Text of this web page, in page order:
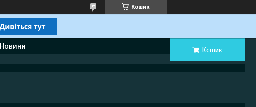
Кошик
Новини Кошик